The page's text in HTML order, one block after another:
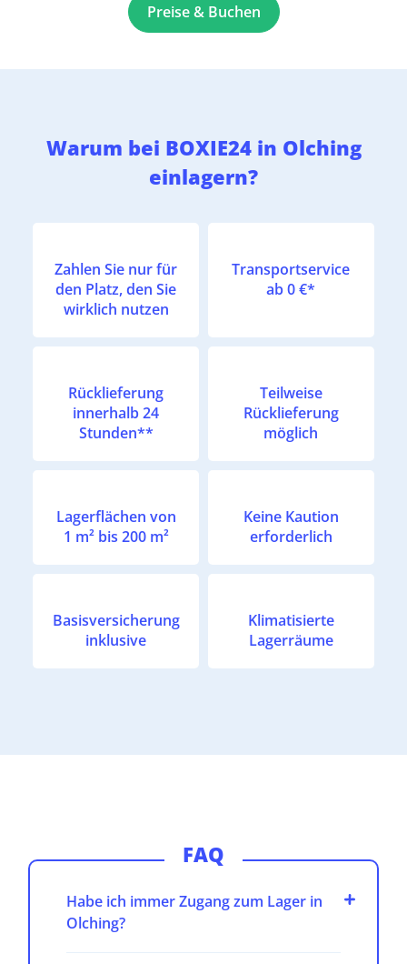
Preise & Buchen
Warum bei BOXIE24 in Olching
einlagern?
Zahlen Sie nur für
den Platz, den Sie
wirklich nutzen
Transportservice
ab 0 €*
Rücklieferung
innerhalb 24
Stunden**
Teilweise
Rücklieferung
möglich
Lagerflächen von
1 m² bis 200 m²
Keine Kaution
erforderlich
Basisversicherung
inklusive
Klimatisierte
Lagerräume
FAQ
Habe ich immer Zugang zum Lager in
Olching?